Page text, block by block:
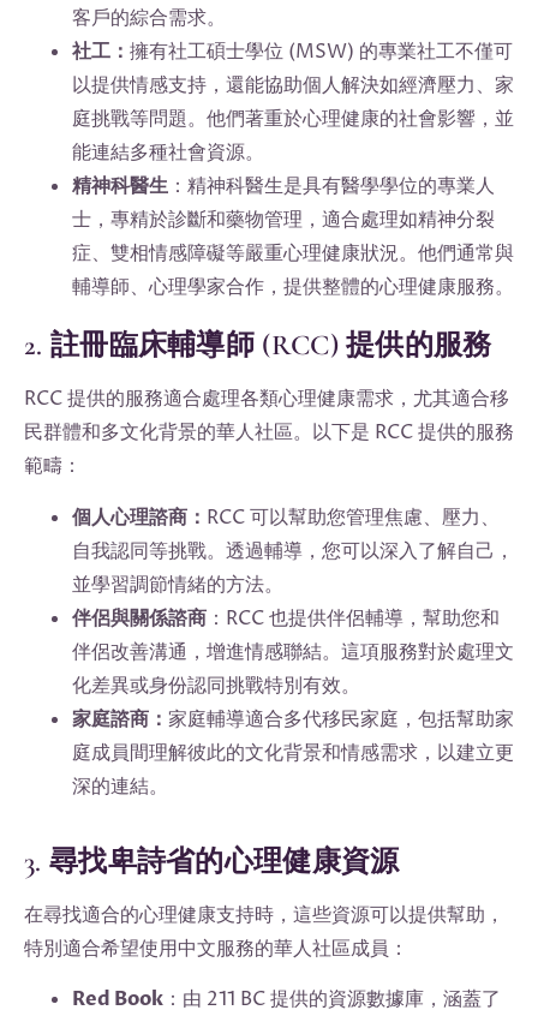
客戶的綜合需求。
社工： 擁有社工碩士學位 (MSW) 的專業社工不僅可
以提供情感支持，還能協助個人解決如經濟壓力、家
庭挑戰等問題。他們著重於心理健康的社會影響，並
能連結多種社會資源。
精神科醫生 ：精神科醫生是具有醫學學位的專業人
士，專精於診斷和藥物管理，適合處理如精神分裂
症、雙相情感障礙等嚴重心理健康狀況。他們通常與
輔導師、心理學家合作，提供整體的心理健康服務。
2. 註冊臨床輔導師 (RCC) 提供的服務
RCC 提供的服務適合處理各類心理健康需求，尤其適合移
民群體和多文化背景的華人社區。以下是 RCC 提供的服務
範疇：
個人心理諮商： RCC 可以幫助您管理焦慮、壓力、
自我認同等挑戰。透過輔導，您可以深入了解自己，
並學習調節情緒的方法。
伴侶與關係諮商 ：RCC 也提供伴侶輔導，幫助您和
伴侶改善溝通，增進情感聯結。這項服務對於處理文
化差異或身份認同挑戰特別有效。
家庭諮商： 家庭輔導適合多代移民家庭，包括幫助家
庭成員間理解彼此的文化背景和情感需求，以建立更
深的連結。
3. 尋找卑詩省的心理健康資源
在尋找適合的心理健康支持時，這些資源可以提供幫助，
特別適合希望使用中文服務的華人社區成員：
Red Book ：由 211 BC 提供的資源數據庫，涵蓋了